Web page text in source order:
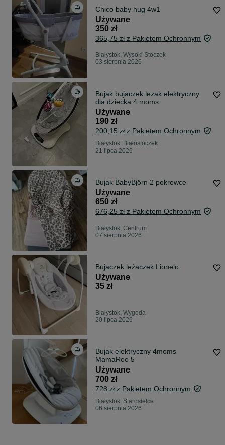
Chico baby hug 4w1
Używane
350 zł
365,75 zł z Pakietem Ochronnym
Białystok, Wysoki Stoczek
03 sierpnia 2026
Bujak bujaczek lezak elektryczny
dla dziecka 4 moms
Używane
190 zł
200,15 zł z Pakietem Ochronnym
Białystok, Białostoczek
21 lipca 2026
Bujak BabyBjörn 2 pokrowce
Używane
650 zł
676,25 zł z Pakietem Ochronnym
Białystok, Centrum
07 sierpnia 2026
Bujaczek leżaczek Lionelo
Używane
35 zł
Białystok, Wygoda
20 lipca 2026
Bujak elektryczny 4moms
MamaRoo 5
Używane
700 zł
728 zł z Pakietem Ochronnym
Białystok, Starosielce
06 sierpnia 2026